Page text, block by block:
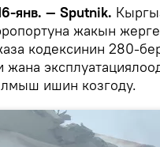
янв. — Sputnik.
жакын
кодексинин 280-
жана
ишин козгоду.